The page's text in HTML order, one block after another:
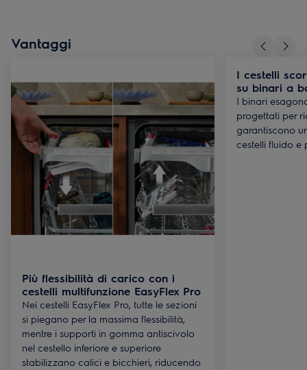
Vantaggi
Più flessibilità di carico con i
cestelli multifunzione EasyFlex Pro
Nei cestelli EasyFlex Pro, tutte le sezioni
si piegano per la massima flessibilità,
mentre i supporti in gomma antiscivolo
nel cestello inferiore e superiore
stabilizzano calici e bicchieri, riducendo
I cestelli
su binari a
I binari
progettati per
garantiscono
cestelli fluido e